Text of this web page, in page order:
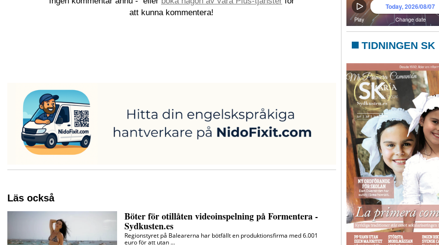
att kunna kommentera!
TIDNINGEN SK